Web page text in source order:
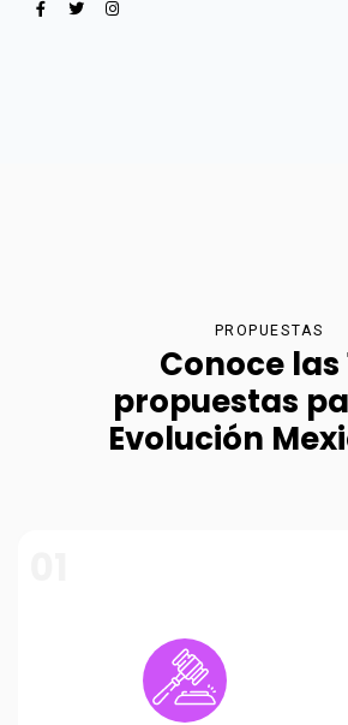
PROPUESTAS
Conoce las
propuestas
Evolución